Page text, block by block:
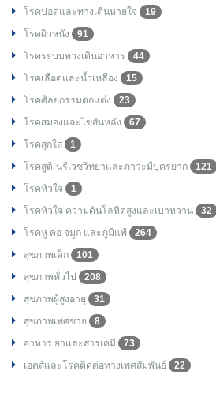
โรคปอดและทางเดินหายใจ
19
โรคผิวหนัง
91
โรคระบบทางเดินอาหาร
44
โรคเลือดและน้ำเหลือง
15
โรคศัลยกรรมตกแต่ง
23
โรคสมองและไขสันหลัง
67
โรคสุกใส
1
โรคสูติ-นรีเวชวิทยาและภาวะมีบุตรยาก
121
โรคหัวใจ
1
โรคหัวใจ ความดันโลหิตสูงและเบาหวาน
32
โรคหู คอ จมูก และภูมิแพ้
264
สุขภาพเด็ก
101
สุขภาพทั่วไป
208
สุขภาพผู้สูงอายุ
31
สุขภาพเพศชาย
8
อาหาร ยาและสารเคมี
73
เอดส์และโรคติดต่อทางเพศสัมพันธ์
22